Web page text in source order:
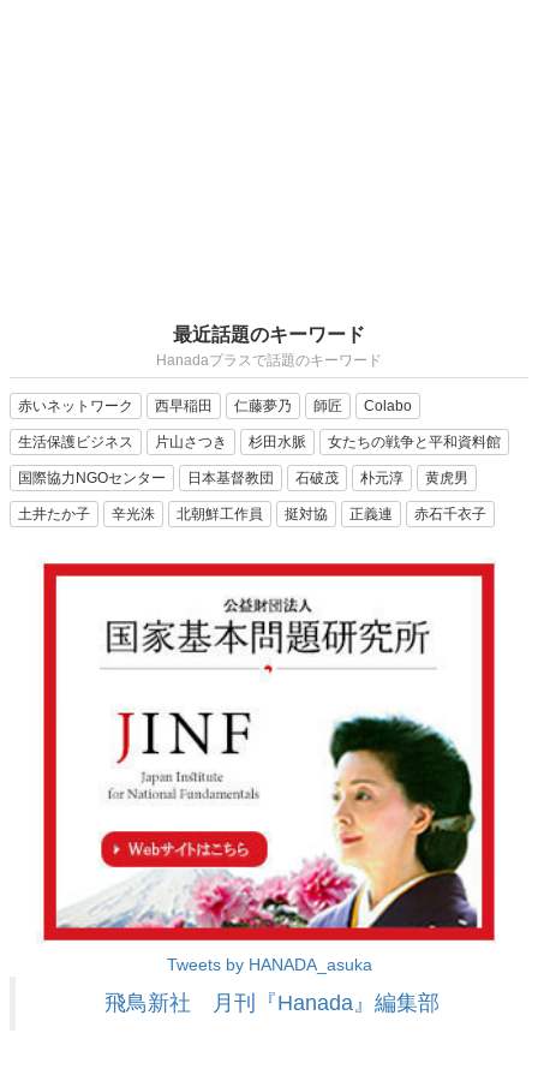
最近話題のキーワード
Hanadaプラスで話題のキーワード
赤いネットワーク 西早稲田 仁藤夢乃 師匠 Colabo
生活保護ビジネス 片山さつき 杉田水脈 女たちの戦争と平和資料館
国際協力NGOセンター 日本基督教団 石破茂 朴元淳 黄虎男
土井たか子 辛光洙 北朝鮮工作員 挺対協 正義連 赤石千衣子
Tweets by HANADA_asuka
飛鳥新社 月刊『Hanada』編集部